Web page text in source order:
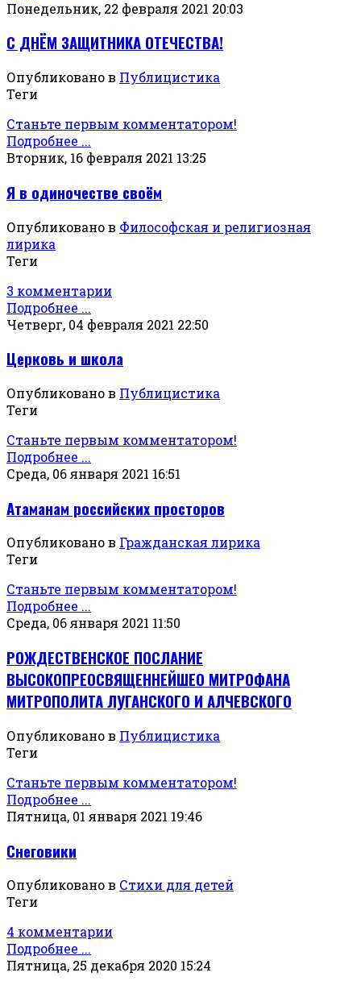
Понедельник, 22 февраля 2021 20:03
С ДНЁМ ЗАЩИТНИКА ОТЕЧЕСТВА!
Опубликовано в Публицистика
Теги
Станьте первым комментатором!
Подробнее ...
Вторник, 16 февраля 2021 13:25
Я в одиночестве своём
Опубликовано в Философская и религиозная
лирика
Теги
3 комментарии
Подробнее ...
Четверг, 04 февраля 2021 22:50
Церковь и школа
Опубликовано в Публицистика
Теги
Станьте первым комментатором!
Подробнее ...
Среда, 06 января 2021 16:51
Атаманам российских просторов
Опубликовано в Гражданская лирика
Теги
Станьте первым комментатором!
Подробнее ...
Среда, 06 января 2021 11:50
РОЖДЕСТВЕНСКОЕ ПОСЛАНИЕ
ВЫСОКОПРЕОСВЯЩЕННЕЙШЕО МИТРОФАНА
МИТРОПОЛИТА ЛУГАНСКОГО И АЛЧЕВСКОГО
Опубликовано в Публицистика
Теги
Станьте первым комментатором!
Подробнее ...
Пятница, 01 января 2021 19:46
Снеговики
Опубликовано в Стихи для детей
Теги
4 комментарии
Подробнее ...
Пятница, 25 декабря 2020 15:24